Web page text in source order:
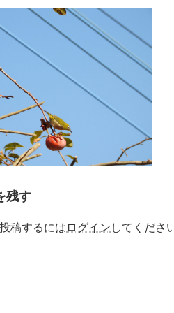
新
日
時
残す
稿するには ログイン してくださ